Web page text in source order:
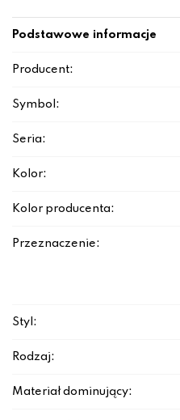
Podstawowe informacje
Producent:
Symbol:
Seria:
Kolor:
Kolor producenta:
Przeznaczenie:
Styl:
Rodzaj:
Materiał dominujący: